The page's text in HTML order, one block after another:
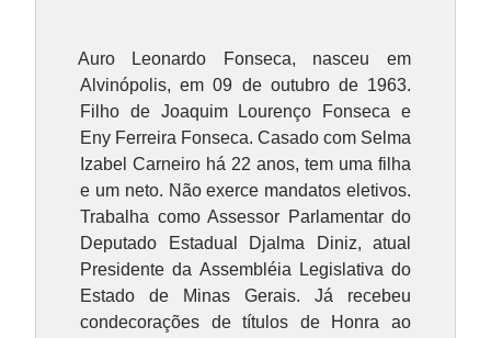
Auro Leonardo Fonseca, nasceu em
Alvinópolis, em 09 de outubro de 1963.
Filho de Joaquim Lourenço Fonseca e
Eny Ferreira Fonseca. Casado com Selma
Izabel Carneiro há 22 anos, tem uma filha
e um neto. Não exerce mandatos eletivos.
Trabalha como Assessor Parlamentar do
Deputado Estadual Djalma Diniz, atual
Presidente da Assembléia Legislativa do
Estado de Minas Gerais. Já recebeu
condecorações de títulos de Honra ao